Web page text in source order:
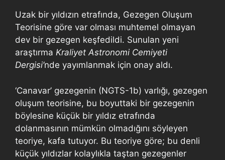
Uzak bir yıldızın etrafında, Gezegen Oluşum
Teorisine göre var olması muhtemel olmayan
dev bir gezegen keşfedildi. Sunulan yeni
araştırma Kraliyet Astronomi Cemiyeti
Dergisi’nde yayımlanmak için onay aldı.
‘Canavar’ gezegenin (NGTS-1b) varlığı, gezegen
oluşum teorisine, bu boyuttaki bir gezegenin
böylesine küçük bir yıldız etrafında
dolanmasının mümkün olmadığını söyleyen
teoriye, kafa tutuyor. Bu teoriye göre; bu denli
küçük yıldızlar kolaylıkla taştan gezegenler